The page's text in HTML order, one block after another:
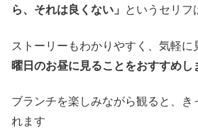
ら、それは良くない」 というセリフ
ストーリーもわかりやすく、気軽に
曜日のお昼に見ることをおすすめし
ブランチを楽しみながら観ると、
れます